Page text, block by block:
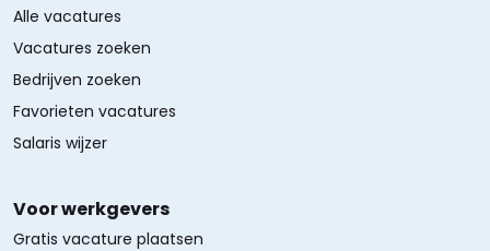
Alle vacatures
Vacatures zoeken
Bedrijven zoeken
Favorieten vacatures
Salaris wijzer
Voor werkgevers
Gratis vacature plaatsen